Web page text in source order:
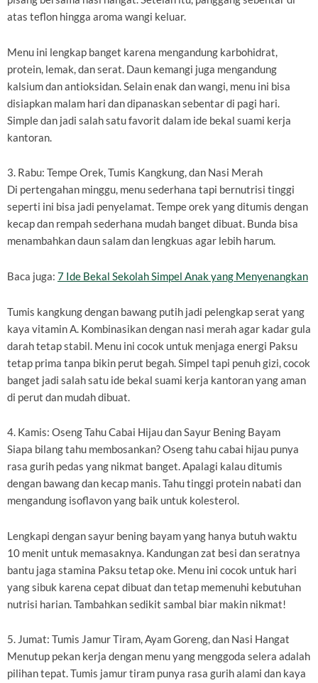
atas teflon hingga aroma wangi keluar.
Menu ini lengkap banget karena mengandung karbohidrat,
protein, lemak, dan serat. Daun kemangi juga mengandung
kalsium dan antioksidan. Selain enak dan wangi, menu ini bisa
disiapkan malam hari dan dipanaskan sebentar di pagi hari.
Simple dan jadi salah satu favorit dalam ide bekal suami kerja
kantoran.
3. Rabu: Tempe Orek, Tumis Kangkung, dan Nasi Merah
Di pertengahan minggu, menu sederhana tapi bernutrisi tinggi
seperti ini bisa jadi penyelamat. Tempe orek yang ditumis dengan
kecap dan rempah sederhana mudah banget dibuat. Bunda bisa
menambahkan daun salam dan lengkuas agar lebih harum.
Baca juga: 7 Ide Bekal Sekolah Simpel Anak yang Menyenangkan
Tumis kangkung dengan bawang putih jadi pelengkap serat yang
kaya vitamin A. Kombinasikan dengan nasi merah agar kadar gula
darah tetap stabil. Menu ini cocok untuk menjaga energi Paksu
tetap prima tanpa bikin perut begah. Simpel tapi penuh gizi, cocok
banget jadi salah satu ide bekal suami kerja kantoran yang aman
di perut dan mudah dibuat.
4. Kamis: Oseng Tahu Cabai Hijau dan Sayur Bening Bayam
Siapa bilang tahu membosankan? Oseng tahu cabai hijau punya
rasa gurih pedas yang nikmat banget. Apalagi kalau ditumis
dengan bawang dan kecap manis. Tahu tinggi protein nabati dan
mengandung isoflavon yang baik untuk kolesterol.
Lengkapi dengan sayur bening bayam yang hanya butuh waktu
10 menit untuk memasaknya. Kandungan zat besi dan seratnya
bantu jaga stamina Paksu tetap oke. Menu ini cocok untuk hari
yang sibuk karena cepat dibuat dan tetap memenuhi kebutuhan
nutrisi harian. Tambahkan sedikit sambal biar makin nikmat!
5. Jumat: Tumis Jamur Tiram, Ayam Goreng, dan Nasi Hangat
Menutup pekan kerja dengan menu yang menggoda selera adalah
pilihan tepat. Tumis jamur tiram punya rasa gurih alami dan kaya